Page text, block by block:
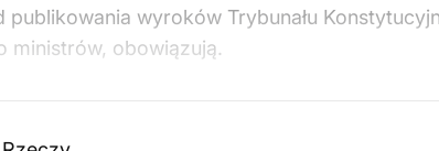
wyroków Trybunału
ministrów, obowiązują.